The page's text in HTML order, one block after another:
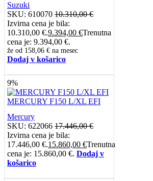
Suzuki
SKU: 610070 10.310,00€
Izvirna cena je bila:
10.310,00 €.9.394,00 €Trenutna
cena je: 9.394,00 €.
že od 158,06 € na mesec
Dodaj v košarico
9%
MERCURY F150 L/XL EFI
Mercury
SKU: 622066 17.446,00€
Izvirna cena je bila:
17.446,00 €.15.860,00 €Trenutna
cena je: 15.860,00 €. Dodaj v
košarico